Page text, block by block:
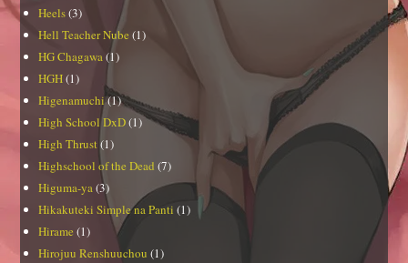
Heels(3)
Hell Teacher Nube (1)
HG Chagawa(1)
HGH(1)
Higenamuchi(1)
High School DxD(1)
High Thrust(1)
Highschool of the Dead (7)
Higuma-ya(3)
Hikakuteki Simple na Panti (1)
Hirame (1)
Hirojuu Renshuuchou (1)